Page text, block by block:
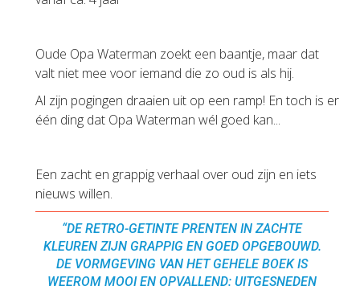
Oude Opa Waterman zoekt een baantje, maar dat
valt niet mee voor iemand die zo oud is als hij.
Al zijn pogingen draaien uit op een ramp! En toch is er
één ding dat Opa Waterman wél goed kan...
Een zacht en grappig verhaal over oud zijn en iets
nieuws willen.
“DE RETRO-GETINTE PRENTEN IN ZACHTE
KLEUREN ZIJN GRAPPIG EN GOED OPGEBOUWD.
DE VORMGEVING VAN HET GEHELE BOEK IS
WEEROM MOOI EN OPVALLEND: UITGESNEDEN